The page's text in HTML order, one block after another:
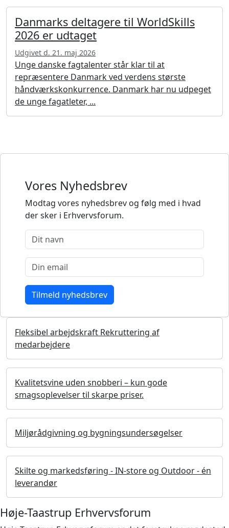
Danmarks deltagere til WorldSkills
2026 er udtaget
Udgivet d. 21. maj 2026
Unge danske fagtalenter står klar til at
repræsentere Danmark ved verdens største
håndværkskonkurrence. Danmark har nu udpeget
de unge fagatleter, ...
Vores Nyhedsbrev
Modtag vores nyhedsbrev og følg med i hvad
der sker i Erhvervsforum.
Fleksibel arbejdskraft Rekruttering af
medarbejdere
Kvalitetsvine uden snobberi – kun gode
smagsoplevelser til skarpe priser.
Miljørådgivning og bygningsundersøgelser
Skilte og markedsføring - IN-store og Outdoor - én
leverandør
Høje-Taastrup Erhvervsforum